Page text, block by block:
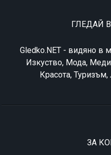
ГЛЕДАЙ
Gledko.NET - видяно в
Изкуство, Мода,
Красота,
ЗА